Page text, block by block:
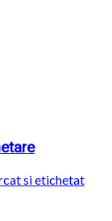
si etichetat